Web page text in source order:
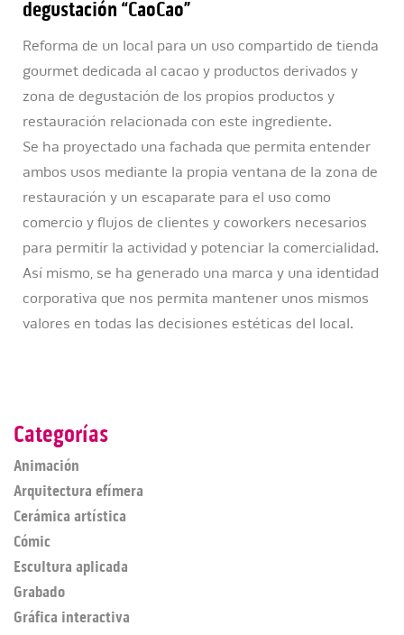
degustación “CaoCao”
Reforma de un local para un uso compartido de tienda
gourmet dedicada al cacao y productos derivados y
zona de degustación de los propios productos y
restauración relacionada con este ingrediente.
Se ha proyectado una fachada que permita entender
ambos usos mediante la propia ventana de la zona de
restauración y un escaparate para el uso como
comercio y flujos de clientes y coworkers necesarios
para permitir la actividad y potenciar la comercialidad.
Así mismo, se ha generado una marca y una identidad
corporativa que nos permita mantener unos mismos
valores en todas las decisiones estéticas del local.
Categorías
Animación
Arquitectura efímera
Cerámica artística
Cómic
Escultura aplicada
Grabado
Gráfica interactiva